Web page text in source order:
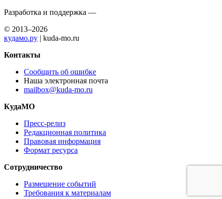
Разработка и поддержка —
© 2013–2026
кудамо.ру | kuda-mo.ru
Контакты
Сообщить об ошибке
Наша электронная почта
mailbox@kuda-mo.ru
КудаМО
Пресс-релиз
Редакционная политика
Правовая информация
Формат ресурса
Сотрудничество
Размещение событий
Требования к материалам